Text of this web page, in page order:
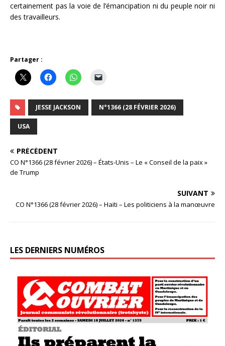
certainement pas la voie de l’émancipation ni du peuple noir ni
des travailleurs.
Partager :
JESSE JACKSON N°1366 (28 FÉVRIER 2026)
USA
PRÉCÉDENT
CO N°1366 (28 février 2026) – États-Unis – Le « Conseil de la paix »
de Trump
SUIVANT
CO N°1366 (28 février 2026) – Haïti – Les politiciens à la manœuvre
LES DERNIERS NUMÉROS